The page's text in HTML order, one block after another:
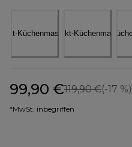
99,90 €119,90 €(-17 %)
*MwSt. inbegriffen